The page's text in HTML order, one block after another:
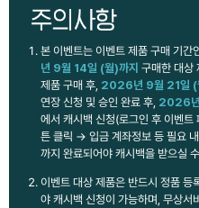
본 이벤트는 이벤트 제품 구매 기간
년 9월 14일 (월)까지 구매한 대상
제품 구매 후, 2026년 9월 21일 (
연장 신청 및 승인 완료 후, 2026년
에서 캐시백 신청(로그인 후 이벤트
튼 클릭 → 입금 계좌정보 등 필요
까지 완료되어야 캐시백을 받으실
이벤트 대상 제품은 반드시 정품 등
야 캐시백 신청이 가능하며, 무상서